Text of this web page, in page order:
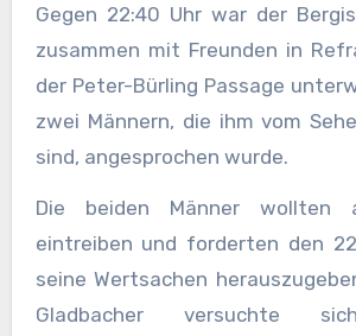
Gegen 22:40 Uhr war der
zusammen mit Freunden in
der Peter-Bürling Passage
zwei Männern, die ihm vom
sind, angesprochen wurde.
Die beiden Männer wollten
eintreiben und forderten den
seine Wertsachen
Gladbacher versuchte